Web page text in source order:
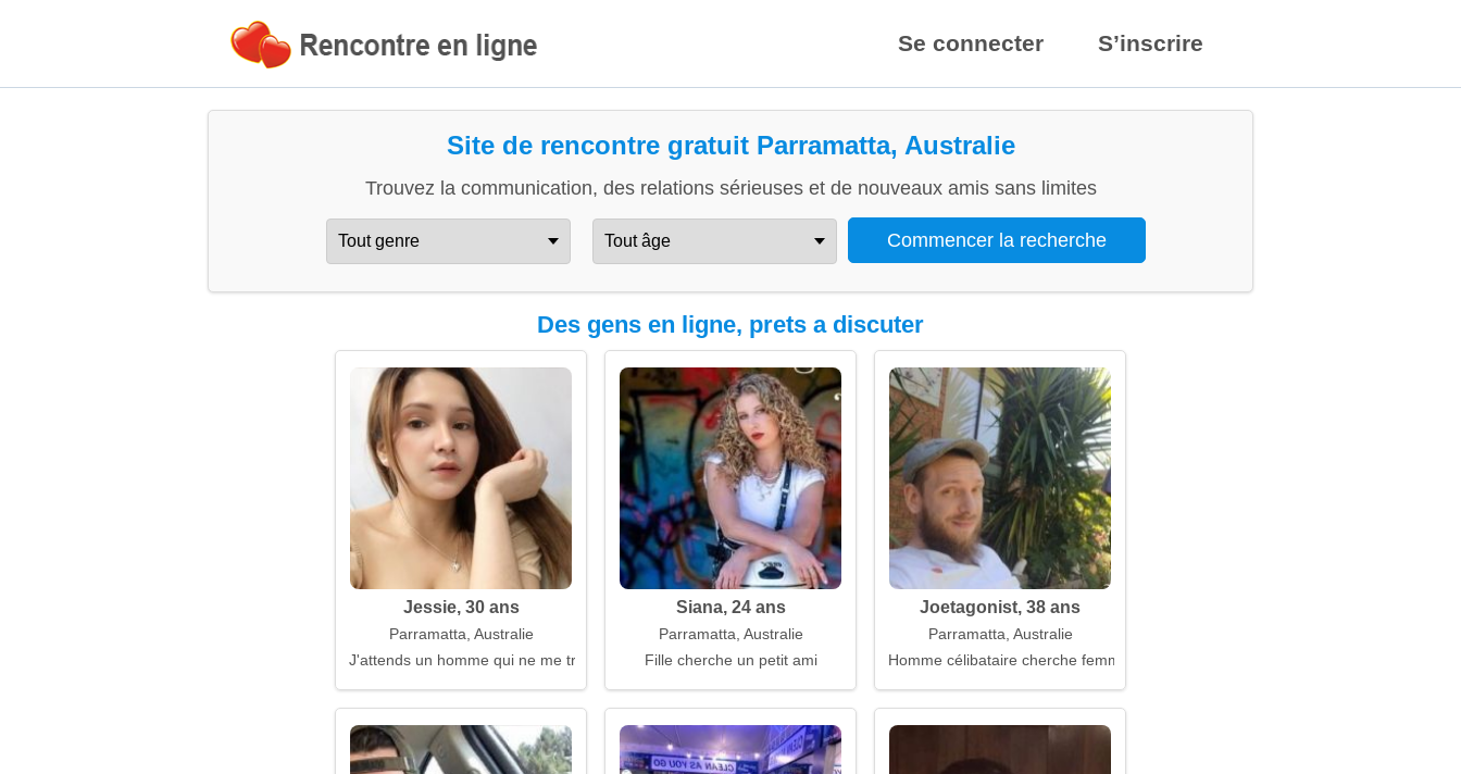
Se connecter S’inscrire
Site de rencontre gratuit Parramatta, Australie
Trouvez la communication, des relations sérieuses et de nouveaux amis sans limites
Des gens en ligne, prets a discuter
Jessie, 30 ans
Parramatta, Australie
J'attends un homme qui ne me trahira pas
Siana, 24 ans
Parramatta, Australie
Fille cherche un petit ami
Joetagonist, 38 ans
Parramatta, Australie
Homme célibataire cherche femme